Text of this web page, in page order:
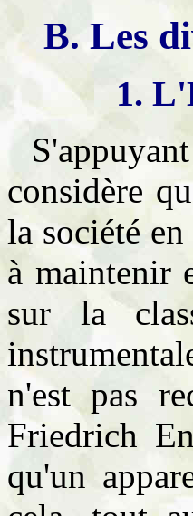
B. Les
1.
considère
la société
à maintenir
sur la
n'est pas
Friedrich
qu'un